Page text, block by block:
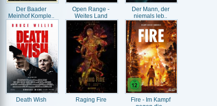
Der Baader
Meinhof Komple..
Open Range -
Weites Land
Der Mann, der
niemals leb..
Death Wish Raging Fire
Fire - Im Kampf